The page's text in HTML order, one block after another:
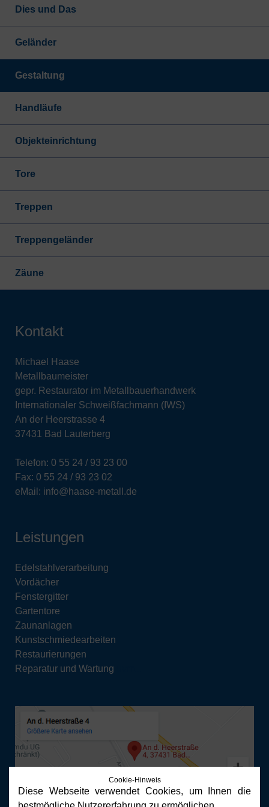
Dies und Das
Geländer
Gestaltung
Handläufe
Objekteinrichtung
Tore
Treppen
Treppengeländer
Zäune
Kontakt
Michael Haase
Metallbaumeister
gepr. Restaurator im Metallbauerhandwerk
Internationaler Schweißfachmann (IWS)
An der Heerstrasse 4
37431 Bad Lauterberg
Telefon: 0 55 24 / 93 23 00
Fax: 0 55 24 / 93 23 02
eMail: info@haase-metall.de
Leistungen
Edelstahlverarbeitung
Vordächer
Fenstergitter
Gartentore
Zaunanlagen
Kunstschmiedearbeiten
Restaurierungen
Reparatur und Wartung
Cookie-Hinweis
Diese Webseite verwendet Cookies, um Ihnen die